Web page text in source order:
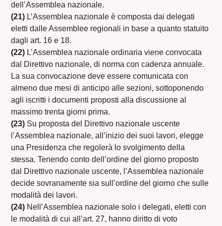
dell’Assemblea nazionale.
(21) L’Assemblea nazionale è composta dai delegati
eletti dalle Assemblee regionali in base a quanto statuito
dagli art. 16 e 18.
(22) L’Assemblea nazionale ordinaria viene convocata
dal Direttivo nazionale, di norma con cadenza annuale.
La sua convocazione deve essere comunicata con
almeno due mesi di anticipo alle sezioni, sottoponendo
agli iscritti i documenti proposti alla discussione al
massimo trenta giorni prima.
(23) Su proposta del Direttivo nazionale uscente
l’Assemblea nazionale, all’inizio dei suoi lavori, elegge
una Presidenza che regolerà lo svolgimento della
stessa. Tenendo conto dell’ordine del giorno proposto
dal Direttivo nazionale uscente, l’Assemblea nazionale
decide sovranamente sia sull’ordine del giorno che sulle
modalità dei lavori.
(24) Nell’Assemblea nazionale solo i delegati, eletti con
le modalità di cui all’art. 27, hanno diritto di voto